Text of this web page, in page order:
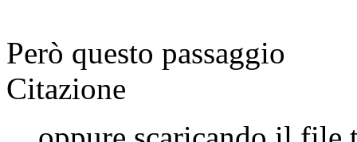
Però questo passaggio
Citazione